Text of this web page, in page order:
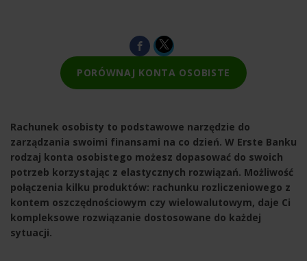
PORÓWNAJ KONTA OSOBISTE
Rachunek osobisty to podstawowe narzędzie do
zarządzania swoimi finansami na co dzień. W Erste Banku
rodzaj konta osobistego możesz dopasować do swoich
potrzeb korzystając z elastycznych rozwiązań. Możliwość
połączenia kilku produktów: rachunku rozliczeniowego z
kontem oszczędnościowym czy wielowalutowym, daje Ci
kompleksowe rozwiązanie dostosowane do każdej
sytuacji.